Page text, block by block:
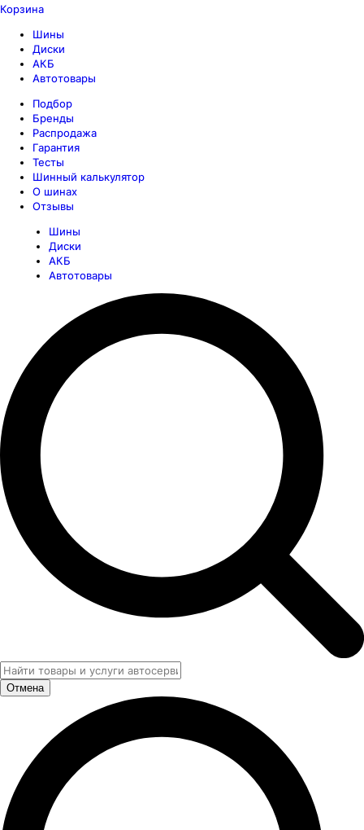
Корзина
Шины
Диски
АКБ
Автотовары
Подбор
Бренды
Распродажа
Гарантия
Тесты
Шинный калькулятор
О шинах
Отзывы
Шины
Диски
АКБ
Автотовары
Отмена